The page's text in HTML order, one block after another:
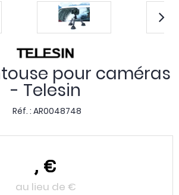
pour caméras
- Telesin
Réf. : AR0048748
, €
au lieu de €